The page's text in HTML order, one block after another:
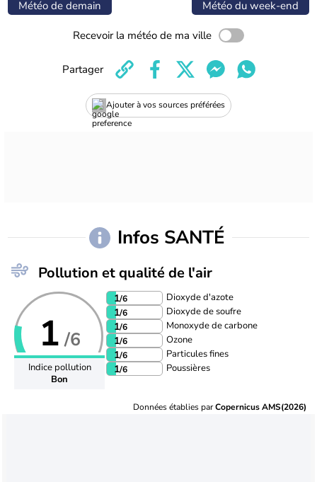
Météo de demain Météo du week-end
Recevoir la météo de ma ville
Ajouter à vos sources préférées
Partager
Infos SANTÉ
Pollution et qualité de l'air
1 /6
Indice pollution
Bon
1/6 Dioxyde d'azote
1/6 Dioxyde de soufre
1/6 Monoxyde de carbone
1/6 Ozone
1/6 Particules fines
1/6 Poussières
Données établies parCopernicus AMS(2026)